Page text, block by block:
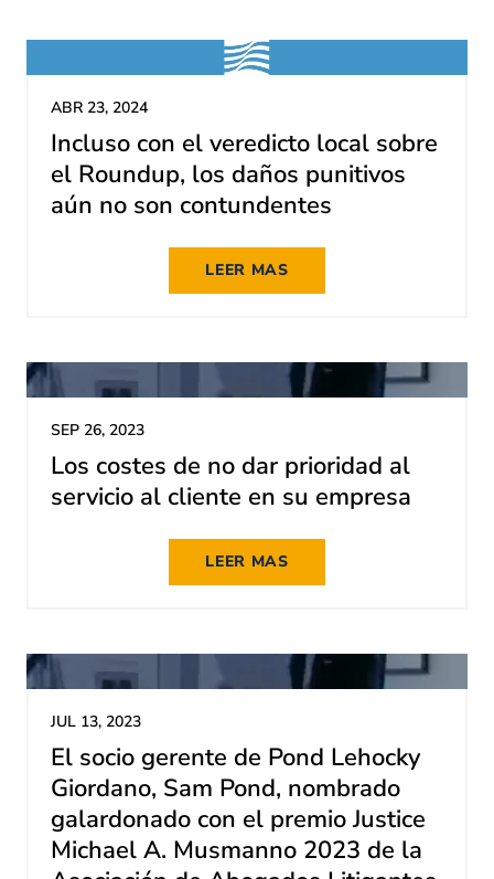
ABR 23, 2024
Incluso con el veredicto local sobre
el Roundup, los daños punitivos
aún no son contundentes
LEER MAS
SEP 26, 2023
Los costes de no dar prioridad al
servicio al cliente en su empresa
LEER MAS
JUL 13, 2023
El socio gerente de Pond Lehocky
Giordano, Sam Pond, nombrado
galardonado con el premio Justice
Michael A. Musmanno 2023 de la